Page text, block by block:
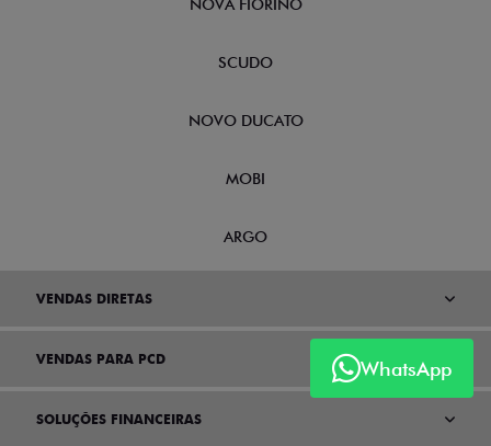
WhatsApp
NOVA FIORINO
SCUDO
NOVO DUCATO
MOBI
ARGO
VENDAS DIRETAS
VENDAS PARA PCD
SOLUÇÕES FINANCEIRAS